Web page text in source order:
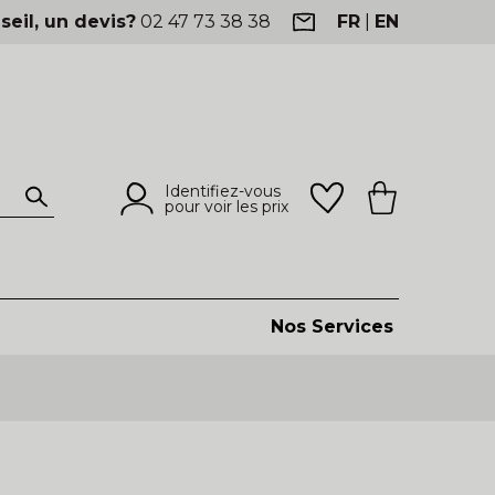
un devis? 02 47 73 38 38 FR EN
Identifiez-vous
pour voir les prix
Nos Services